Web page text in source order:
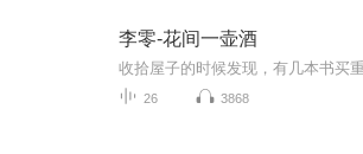
李零-花间一壶酒
26 3868